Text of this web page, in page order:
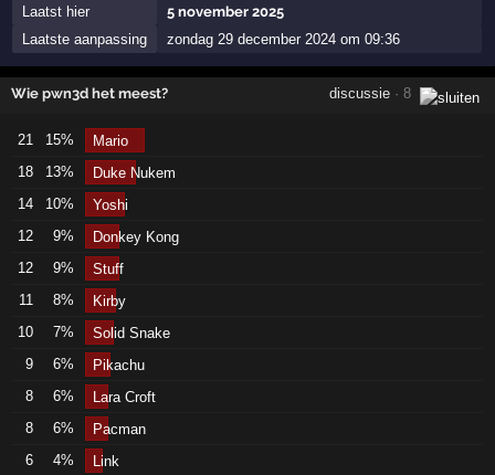
Laatst hier
5 november 2025
Laatste aanpassing
zondag 29 december 2024 om 09:36
Wie pwn3d het meest? discussie · 8
21 15%
Mario
18
13%
Duke Nukem
14
10%
Yoshi
12
9%
Donkey Kong
12
9%
Stuff
11
8%
Kirby
10
7%
Solid Snake
9
6%
Pikachu
8
6%
Lara Croft
8
6%
Pacman
6
4%
Link